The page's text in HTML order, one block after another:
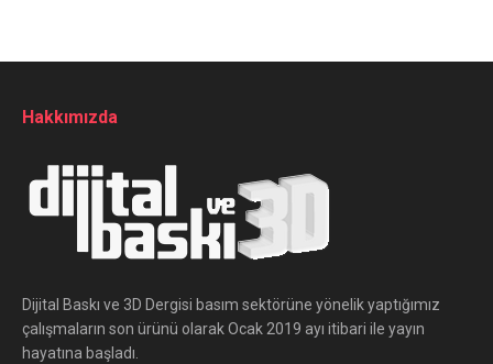
Hakkımızda
Dijital Baskı ve 3D Dergisi basım sektörüne yönelik yaptığımız
çalışmaların son ürünü olarak Ocak 2019 ayı itibari ile yayın
hayatına başladı.